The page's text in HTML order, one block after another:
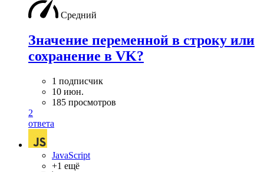
Средний
Значение переменной в строку или
сохранение в VK?
1 подписчик
10 июн.
185 просмотров
2
ответа
JavaScript
+1 ещё